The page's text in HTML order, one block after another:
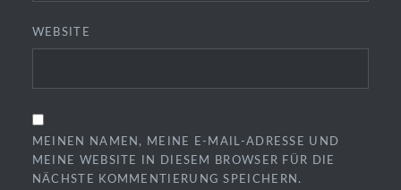
WEBSITE
MEINEN NAMEN, MEINE E-MAIL-ADRESSE UND
MEINE WEBSITE IN DIESEM BROWSER FÜR DIE
NÄCHSTE KOMMENTIERUNG SPEICHERN.